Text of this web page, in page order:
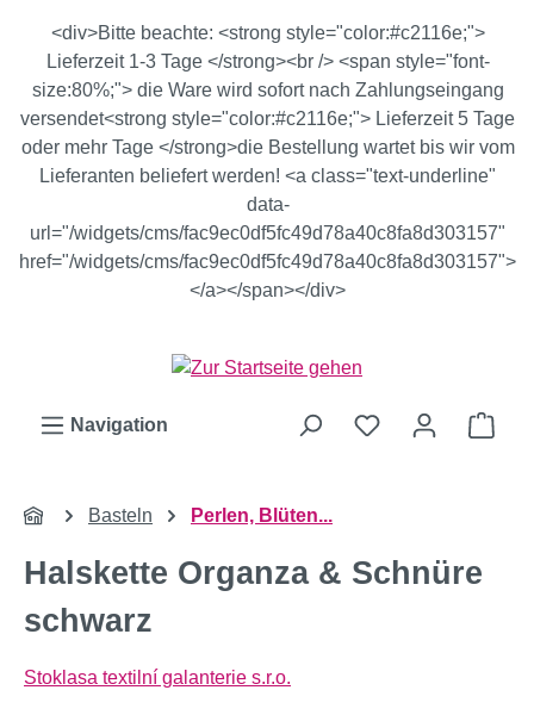
Zum Hauptinhalt springen
<div>Bitte beachte: <strong style="color:#c2116e;">
Lieferzeit 1-3 Tage </strong><br /> <span style="font-
size:80%;"> die Ware wird sofort nach Zahlungseingang
versendet<strong style="color:#c2116e;"> Lieferzeit 5 Tage
oder mehr Tage </strong>die Bestellung wartet bis wir vom
Lieferanten beliefert werden! <a class="text-underline"
data-
url="/widgets/cms/fac9ec0df5fc49d78a40c8fa8d303157"
href="/widgets/cms/fac9ec0df5fc49d78a40c8fa8d303157">
</a></span></div>
Navigation
Basteln Perlen, Blüten...
Halskette Organza & Schnüre
schwarz
Stoklasa textilní galanterie s.r.o.